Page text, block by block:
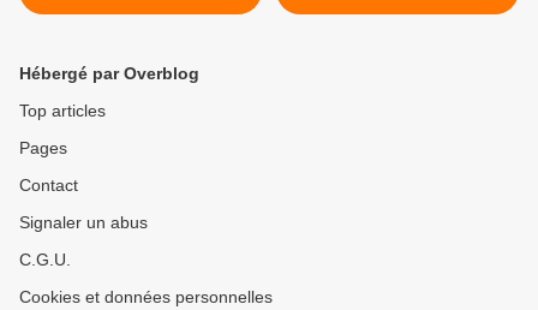
Hébergé par Overblog
Top articles
Pages
Contact
Signaler un abus
C.G.U.
Cookies et données personnelles